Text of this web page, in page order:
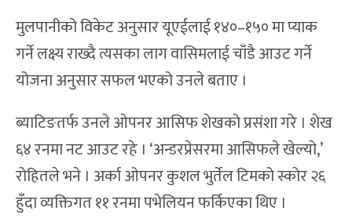
मुलपानीको विकेट अनुसार यूएईलाई १४०–१५० मा प्याक
गर्ने लक्ष्य राख्दै त्यसका लाग वासिमलाई चाँडै आउट गर्ने
योजना अनुसार सफल भएको उनले बताए ।
ब्याटिङतर्फ उनले ओपनर आसिफ शेखको प्रसंशा गरे । शेख
६४ रनमा नट आउट रहे । ‘अन्डरप्रेसरमा आसिफले खेल्यो,’
रोहितले भने । अर्का ओपनर कुशल भुर्तेल टिमको स्कोर २६
हुँदा व्यक्तिगत ११ रनमा पभेलियन फर्किएका थिए ।